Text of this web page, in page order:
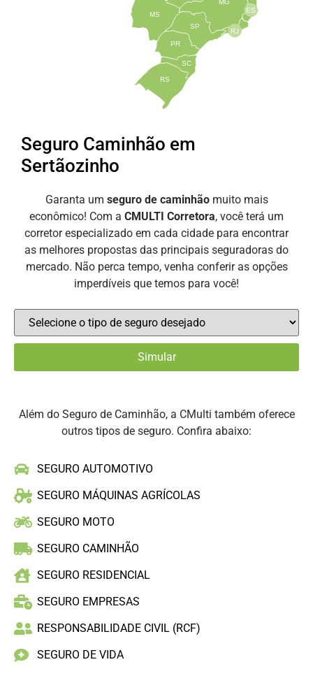
MS
PR
SC
RS
SP
MG
RJ
ES
Seguro Caminhão em
Sertãozinho
Garanta um seguro de caminhão muito mais
econômico! Com a CMULTI Corretora, você terá um
corretor especializado em cada cidade para encontrar
as melhores propostas das principais seguradoras do
mercado. Não perca tempo, venha conferir as opções
imperdíveis que temos para você!
Além do Seguro de Caminhão, a CMulti também oferece
outros tipos de seguro. Confira abaixo:
SEGURO AUTOMOTIVO
SEGURO MÁQUINAS AGRÍCOLAS
SEGURO MOTO
SEGURO CAMINHÃO
SEGURO RESIDENCIAL
SEGURO EMPRESAS
RESPONSABILIDADE CIVIL (RCF)
SEGURO DE VIDA